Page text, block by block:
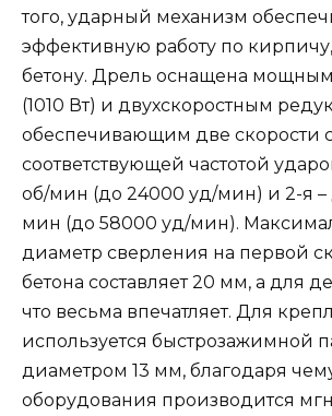
того, ударный механизм
эффективную работу по
бетону. Дрель оснащена
(1010 Вт) и двухскоростным
обеспечивающим две скорости
соответствующей частотой
об/мин (до 24000 уд/мин) и 2-я –
мин (до 58000 уд/мин).
диаметр сверления на первой
бетона составляет 20 мм, а для
что весьма впечатляет. Для
используется быстрозажимной
диаметром 13 мм, благодаря
оборудования производится